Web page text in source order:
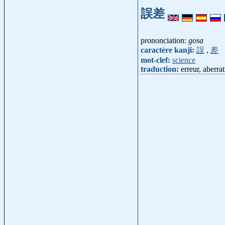
誤差
prononciation: gosa
caractère kanji: 誤 , 差
mot-clef: science
traduction: erreur,